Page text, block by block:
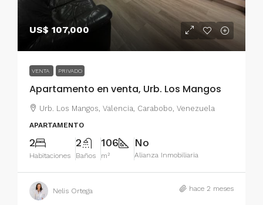
US$ 107,000
VENTA PRIVADO
Apartamento en venta, Urb. Los Mangos
Urb. Los Mangos, Valencia, Carabobo, Venezuela
APARTAMENTO
2
Habitaciones
2
Baños
106
m²
No
Alianza Inmobiliaria
Nelis Ortega hace 2 meses